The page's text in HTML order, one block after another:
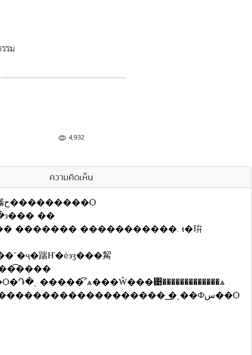
รม
4,932
ความคิดเห็น
�����¹��ҹ���㨺ح���������Ѻ
��
������� �����������. ŧ�㺹
踹Ҥ�èзӡ���觢
�����͡˹ѧ���Ŵ���͹�������������ѧ
��ҹ���㨺ح����������������������� �͢ͺ��Фس��Ѻ